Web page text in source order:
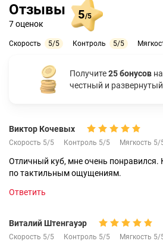
Отзывы
7 оценок
5/5
Скорость 5/5 Контроль 5/5
Получите25 бонусов
честный и
Виктор Кочевых
Скорость 5/5 Контроль 5/5 Мягкость 5/
Отличный куб, мне очень
по тактильным ощущениям.
Ответить
Виталий Штенгауэр
Скорость 5/5 Контроль 5/5 Мягкость 5/